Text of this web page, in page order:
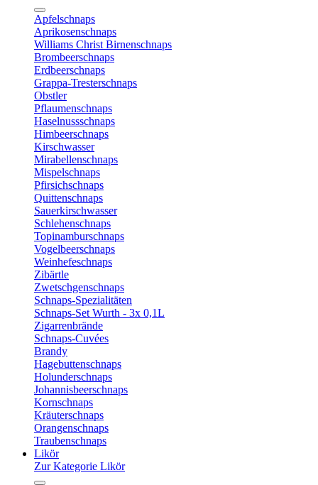
Apfelschnaps
Aprikosenschnaps
Williams Christ Birnenschnaps
Brombeerschnaps
Erdbeerschnaps
Grappa-Tresterschnaps
Obstler
Pflaumenschnaps
Haselnussschnaps
Himbeerschnaps
Kirschwasser
Mirabellenschnaps
Mispelschnaps
Pfirsichschnaps
Quittenschnaps
Sauerkirschwasser
Schlehenschnaps
Topinamburschnaps
Vogelbeerschnaps
Weinhefeschnaps
Zibärtle
Zwetschgenschnaps
Schnaps-Spezialitäten
Schnaps-Set Wurth - 3x 0,1L
Zigarrenbrände
Schnaps-Cuvées
Brandy
Hagebuttenschnaps
Holunderschnaps
Johannisbeerschnaps
Kornschnaps
Kräuterschnaps
Orangenschnaps
Traubenschnaps
Likör
Zur Kategorie Likör